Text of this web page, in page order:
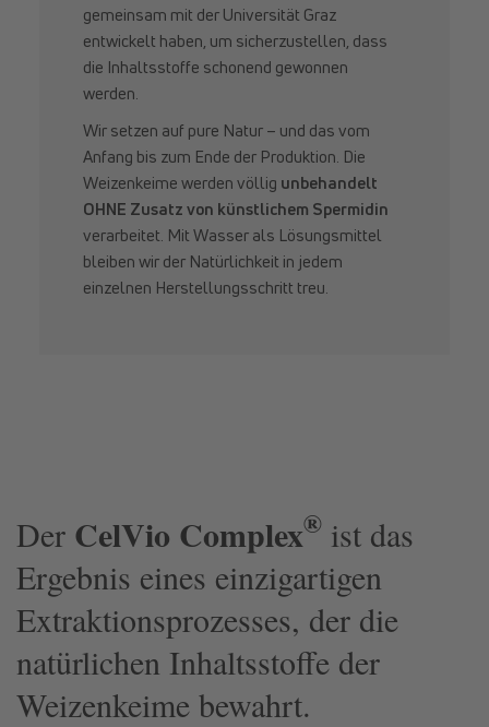
gemeinsam mit der Universität Graz
entwickelt haben, um sicherzustellen, dass
die Inhaltsstoffe schonend gewonnen
werden.
Wir setzen auf pure Natur – und das vom
Anfang bis zum Ende der Produktion. Die
Weizenkeime werden völlig unbehandelt
OHNE Zusatz von künstlichem Spermidin
verarbeitet. Mit Wasser als Lösungsmittel
bleiben wir der Natür­lichkeit in jedem
einzelnen Herstellungsschritt treu.
Der CelVio Complex® ist das
Ergebnis eines einzigartigen
Extraktionsprozesses, der die
natürlichen Inhaltsstoffe der
Weizenkeime bewahrt.